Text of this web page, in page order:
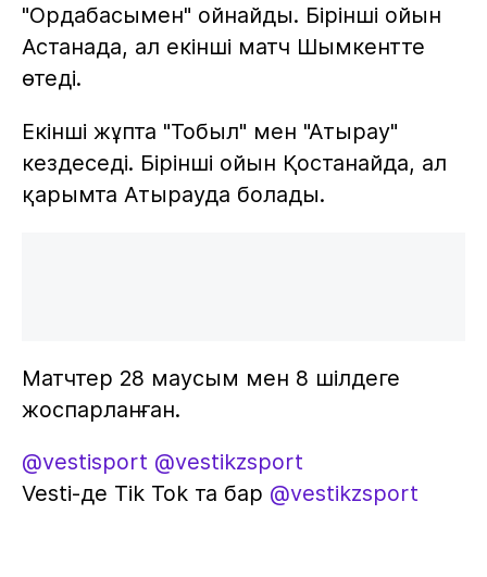
"Ордабасымен" ойнайды. Бірінші ойын
Астанада, ал екінші матч Шымкентте
өтеді.
Екінші жұпта "Тобыл" мен "Атырау"
кездеседі. Бірінші ойын Қостанайда, ал
қарымта Атырауда болады.
Матчтер 28 маусым мен 8 шілдеге
жоспарланған.
@vestisport @vestikzsport
Vesti-де Tik Tok та бар @vestikzsport